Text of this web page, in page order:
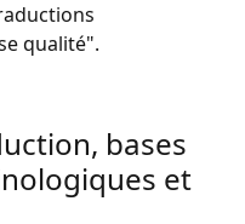
qualité".
bases
et